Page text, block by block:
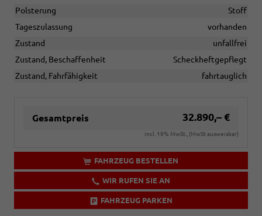
Polsterung
Stoff
Tageszulassung
vorhanden
Zustand
unfallfrei
Zustand, Beschaffenheit
Scheckheftgepflegt
Zustand, Fahrfähigkeit
fahrtauglich
Gesamtpreis 32.890,– €
incl. 19% MwSt., (MwSt ausweisbar)
FAHRZEUG BESTELLEN
WIR RUFEN SIE AN
FAHRZEUG PARKEN